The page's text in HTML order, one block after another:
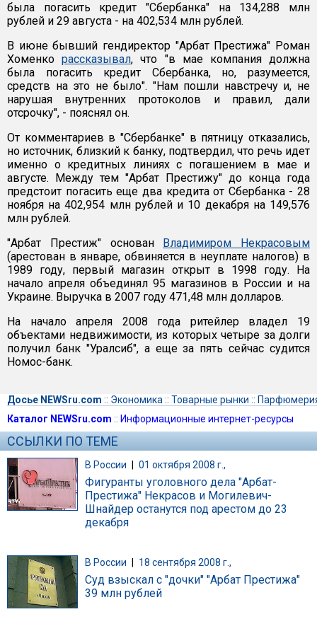
была погасить кредит "Сбербанка" на 134,288 млн
рублей и 29 августа - на 402,534 млн рублей.
В июне бывший гендиректор "Арбат Престижа" Роман
Хоменкорассказывал, что "в мае компания должна
была погасить кредит Сбербанка, но, разумеется,
средств на это не было". "Нам пошли навстречу и, не
нарушая внутренних протоколов и правил, дали
отсрочку", - пояснял он.
От комментариев в "Сбербанке" в пятницу отказались,
но источник, близкий к банку, подтвердил, что речь идет
именно о кредитных линиях с погашением в мае и
августе. Между тем "Арбат Престижу" до конца года
предстоит погасить еще два кредита от Сбербанка - 28
ноября на 402,954 млн рублей и 10 декабря на 149,576
млн рублей.
"Арбат Престиж" основан Владимиром Некрасовым
(арестован в январе, обвиняется в неуплате налогов) в
1989 году, первый магазин открыт в 1998 году. На
начало апреля объединял 95 магазинов в России и на
Украине. Выручка в 2007 году 471,48 млн долларов.
На начало апреля 2008 года ритейлер владел 19
объектами недвижимости, из которых четыре за долги
получил банк "Уралсиб", а еще за пять сейчас судится
Номос-банк.
Досье NEWSru.com :: Экономика :: Товарные рынки ::
Каталог NEWSru.com :: Информационные интернет-ресурсы
ССЫЛКИ ПО ТЕМЕ
В России | 01 октября 2008 г.,
Фигуранты уголовного дела "Арбат-
Престижа" Некрасов и Могилевич-
Шнайдер останутся под арестом до 23
декабря
В России 18 сентября 2008 г.,
Суд взыскал с "дочки" "Арбат Престижа"
39 млн рублей